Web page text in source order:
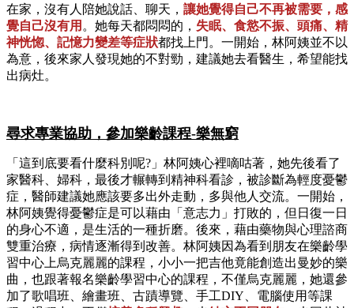
在家，沒有人陪她說話、聊天， 讓她覺得自己不再被需要，感
覺自己沒有用 。她每天都悶悶的， 失眠、食慾不振、頭痛、精
神恍惚、記憶力變差等症狀都找上門。一開始，林阿姨並不以
為意，後來家人發現她的不對勁，建議她去看醫生，希望能找
出病灶。
尋求專業協助，參加樂齡課程-樂無窮
「這到底要看什麼科別呢?」林阿姨心裡嘀咕著，她先後看了
家醫科、婦科，最後才輾轉到精神科看診，被診斷為輕度憂鬱
症，醫師建議她應該要多出外走動，多與他人交流。一開始，
林阿姨覺得憂鬱症是可以藉由「意志力」打敗的，但日復一日
的身心不適，是生活的一種折磨。後來，藉由藥物與心理諮商
雙重治療，病情逐漸得到改善。林阿姨因為看到朋友在樂齡學
習中心上烏克麗麗的課程，小小一把吉他竟能創造出曼妙的樂
曲，也跟著報名樂齡學習中心的課程，不僅烏克麗麗，她還參
加了歌唱班、繪畫班、古蹟導覽、手工DIY、電腦使用等課